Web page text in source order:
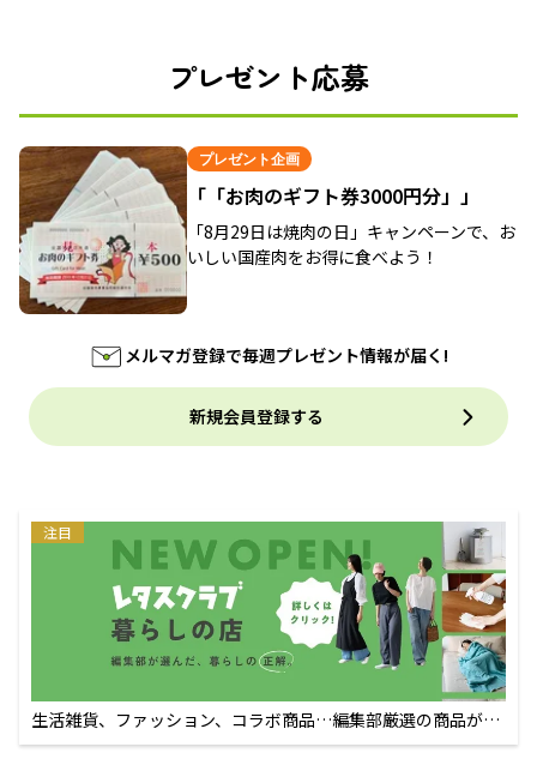
プレゼント応募
プレゼント企画
「「お肉のギフト券3000円分」」
「8月29日は焼肉の日」キャンペーンで、お
いしい国産肉をお得に食べよう！
メルマガ登録で毎週プレゼント情報が届く!
新規会員登録する
注目
生活雑貨、ファッション、コラボ商品…編集部厳選の商品が買
えるECサイト